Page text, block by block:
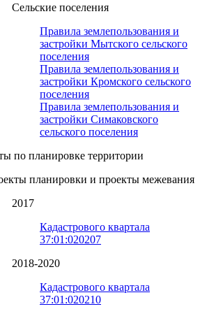
Сельские поселения
Правила землепользования и
застройки Мытского сельского
поселения
Правила землепользования и
застройки Кромского сельского
поселения
Правила землепользования и
застройки Симаковского
сельского поселения
по планировке территории
планировки и проекты межевания
2017
Кадастрового квартала
37:01:020207
2018-2020
Кадастрового квартала
37:01:020210